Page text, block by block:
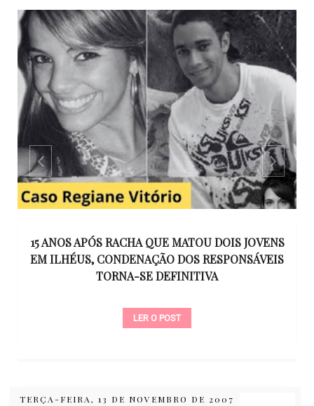
15 ANOS APÓS RACHA QUE MATOU DOIS JOVENS
EM ILHÉUS, CONDENAÇÃO DOS RESPONSÁVEIS
TORNA-SE DEFINITIVA
LER O POST
TERÇA-FEIRA, 13 DE NOVEMBRO DE 2007